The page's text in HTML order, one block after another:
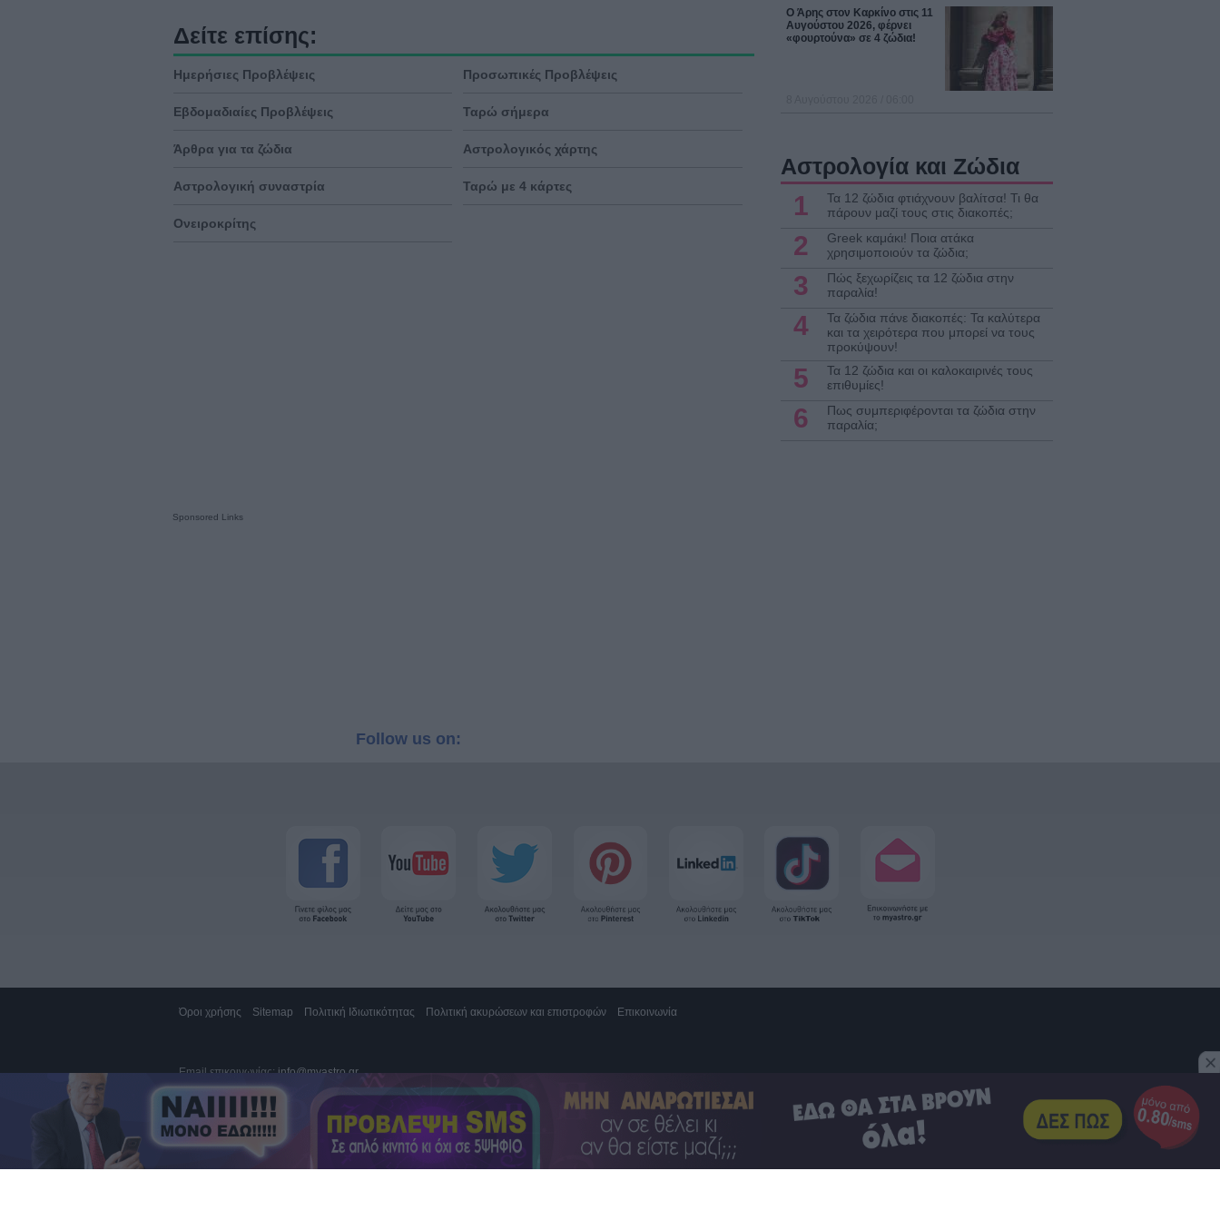
Δείτε επίσης:
Ημερήσιες Προβλέψεις Προσωπικές Προβλέψεις
Εβδομαδιαίες Προβλέψεις Ταρώ σήμερα
Άρθρα για τα ζώδια Αστρολογικός χάρτης
Αστρολογική συναστρία Ταρώ με 4 κάρτες
Ονειροκρίτης
Ο Άρης στον Καρκίνο στις 11
Αυγούστου 2026, φέρνει
«φουρτούνα» σε 4 ζώδια!
Αστρολογία και Ζώδια
1
Τα 12 ζώδια φτιάχνουν βαλίτσα! Τι θα
πάρουν μαζί τους στις διακοπές;
2
Greek καμάκι! Ποια ατάκα
χρησιμοποιούν τα ζώδια;
3
Πώς ξεχωρίζεις τα 12 ζώδια στην
παραλία!
4
Τα ζώδια πάνε διακοπές: Τα καλύτερα
και τα χειρότερα που μπορεί να τους
προκύψουν!
5
Τα 12 ζώδια και οι καλοκαιρινές τους
επιθυμίες!
6
Πως συμπεριφέρονται τα ζώδια στην
παραλία;
Sponsored Links
Follow us on:
Όροι χρήσης Sitemap Πολιτική Ιδιωτικότητας Πολιτική ακυρώσεων και επιστροφών Επικοινωνία
Email επικοινωνίας:info@myastro.gr
GTEL Communications IKE. Αγίας Τριάδος 1, Αγία Παρασκευή 15343, Γραμμή υποστήριξης 2111883428
Κλήση 14788, σταθερό 1,19€/λεπτό (*), κινητό 1,20€/λεπτό με ελάχιστη χρέωση το πρώτο λεπτό (**)
Καπα-TEL AE, Χαλανδρίου 73 & Πηγάσου 2, Μαρούσι 15125, τηλ. 2130161800.
Αποστολή sms στο 54529, 1,36€/μήνυμα (**)
Αποστολή sms στο 54848, 1€/μήνυμα (**)